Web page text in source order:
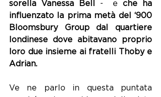
sorella Vanessa Bell
-  e che ha
influenzato la prima metà del ‘900
Bloomsbury Group dal quartiere
londinese dove abitavano proprio
loro due insieme ai fratelli Thoby e
Adrian.
Ve ne parlo in questa puntata